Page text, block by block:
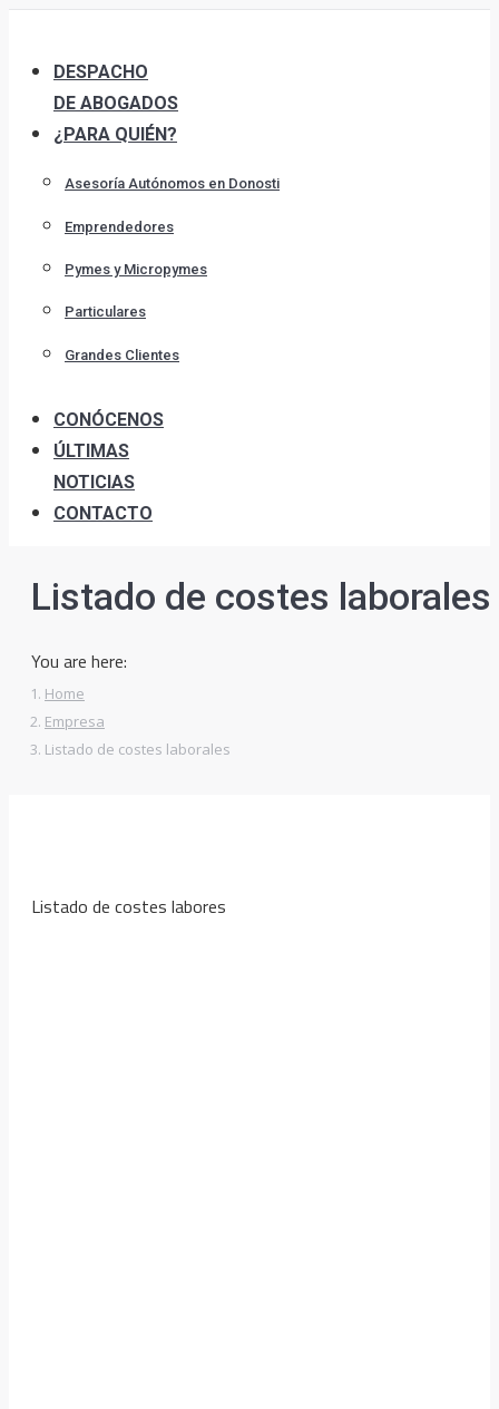
content
DESPACHO
DE ABOGADOS
¿PARA QUIÉN?
Asesoría Autónomos en Donosti
Emprendedores
Pymes y Micropymes
Particulares
Grandes Clientes
CONÓCENOS
ÚLTIMAS
NOTICIAS
CONTACTO
Listado de costes laborales
You are here:
Home
Empresa
Listado de costes laborales
Listado de costes labores